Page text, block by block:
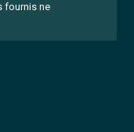
fournis ne